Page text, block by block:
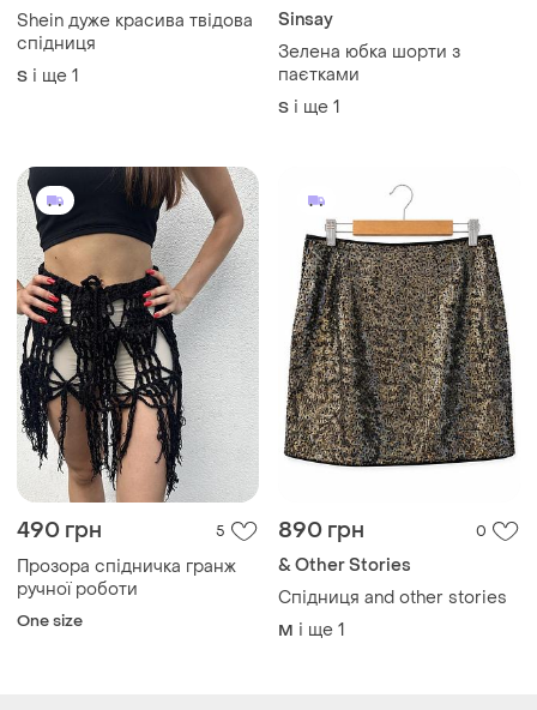
Shein дуже красива твідова
спідниця
S і ще 1
Sinsay
Зелена юбка шорти з
паєтками
S і ще 1
490 грн 5
Прозора спідничка гранж
ручної роботи
One size
890 грн 0
& Other Stories
Спідниця and other stories
M і ще 1